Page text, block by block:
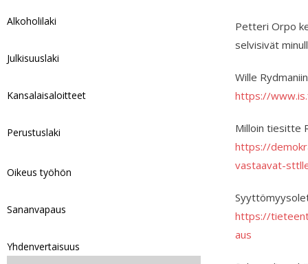
Petteri Orpo
selvisivät
Wille
https://
Milloin tiesitte
https://
vastaavat-
https://
aus
Alkoholilaki
Julkisuuslaki
Kansalaisaloitteet
Perustuslaki
Oikeus työhön
Sananvapaus
Yhdenvertaisuus